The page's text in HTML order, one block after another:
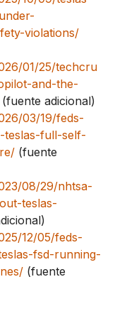
violations/
01/25/techcru
and-the-
(fuente adicional)
03/19/feds-
teslas-full-self-
(fuente
08/29/nhtsa-
teslas-
12/05/feds-
fsd-running-
(fuente